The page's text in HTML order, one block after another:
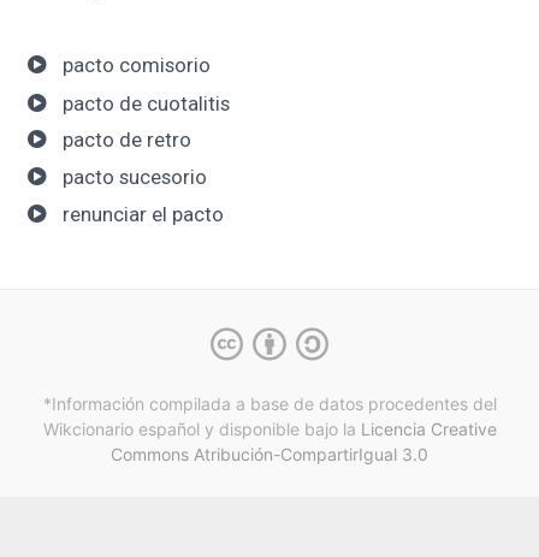
pacto comisorio
pacto de cuotalitis
pacto de retro
pacto sucesorio
renunciar el pacto
*Información compilada a base de datos procedentes del
Wikcionario español y disponible bajo la Licencia Creative
Commons Atribución-CompartirIgual 3.0